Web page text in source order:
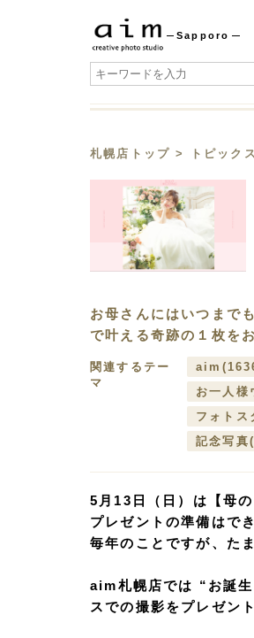
Sapporo
札幌店トップ > トピック
お母さんにはいつまで
で叶える奇跡の１枚を
関連するテー
マ
aim
お一人様
フォトス
記念写真
5月13日（日）は【母の
プレゼントの準備はで
毎年のことですが、た
aim札幌店では “お誕
スでの撮影をプレゼン